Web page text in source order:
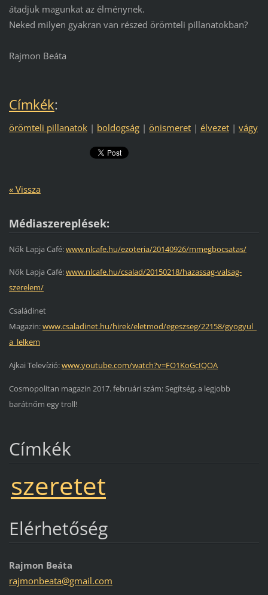
átadjuk magunkat az élménynek.
Neked milyen gyakran van részed örömteli pillanatokban?
Rajmon Beáta
Címkék:
örömteli pillanatok | boldogság | önismeret | élvezet | vágy
« Vissza
Médiaszereplések:
Nők Lapja Café:www.nlcafe.hu/ezoteria/20140926/mmegbocsatas/
Nők Lapja Café:www.nlcafe.hu/csalad/20150218/hazassag-valsag-
szerelem/
Családinet
Magazin:www.csaladinet.hu/hirek/eletmod/egeszseg/22158/gyogyul_
a_lelkem
Ajkai Televízió:www.youtube.com/watch?v=FO1KoGcIQOA
Cosmopolitan magazin 2017. februári szám: Segítség, a legjobb
barátnőm egy troll!
Címkék
szeretet
Elérhetőség
Rajmon Beáta
rajmonbeata@gmail.com